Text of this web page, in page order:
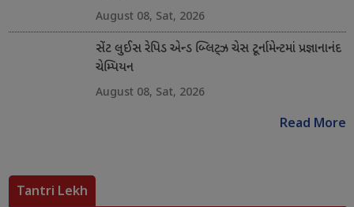
August 08, Sat, 2026
સેંટ લુઈસ રેપિડ એન્ડ બ્લિટ્ઝ ચેસ ટૂર્નામેન્ટમાં પ્રજ્ઞાનાનંદ
ચેમ્પિયન
August 08, Sat, 2026
Read More
Tantri Lekh